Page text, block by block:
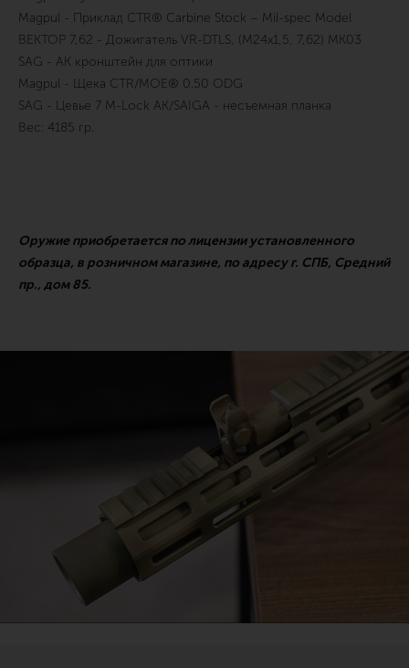
Magpul - Приклад CTR® Carbine Stock – Mil-spec Model
ВЕКТОР 7,62 - Дожигатель VR-DTLS, (М24х1,5, 7,62) MK03
SAG - АК кронштейн для оптики
Magpul - Щека CTR/MOE® 0.50 ODG
SAG - Цевье 7 M-Lock АК/SAIGA - несъемная планка
Вес: 4185 гр.
Оружие приобретается по лицензии установленного
образца, в розничном магазине, по адресу г. СПБ, Средний
пр., дом 85.